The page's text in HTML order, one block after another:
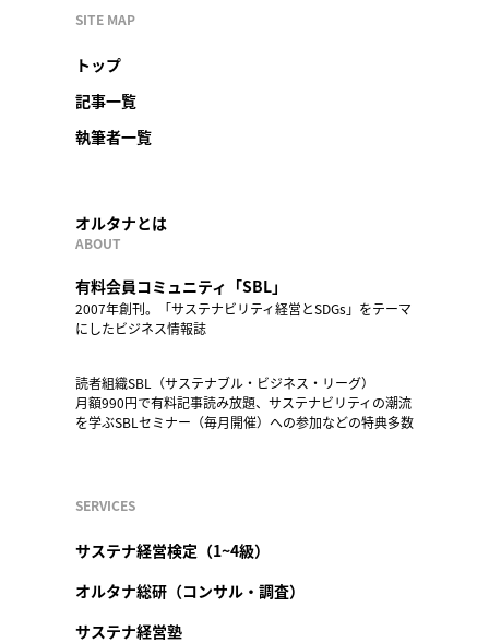
SITE MAP
トップ
記事一覧
執筆者一覧
オルタナとは
ABOUT
有料会員コミュニティ「SBL」
2007年創刊。「サステナビリティ経営とSDGs」をテーマ
にしたビジネス情報誌
読者組織SBL（サステナブル・ビジネス・リーグ）
月額990円で有料記事読み放題、サステナビリティの潮流
を学ぶSBLセミナー（毎月開催）への参加などの特典多数
SERVICES
サステナ経営検定（1~4級）
オルタナ総研（コンサル・調査）
サステナ経営塾